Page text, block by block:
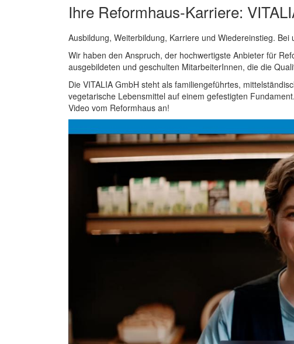
Ihre Reformhaus-Karriere:
Ausbildung, Weiterbildung, Karriere und Wiedereinstieg.
Wir haben den Anspruch, der hochwertigste Anbieter für
ausgebildeten und geschulten MitarbeiterInnen, die die
Die VITALIA GmbH steht als familiengeführtes,
vegetarische Lebensmittel auf einem gefestigten
Video vom Reformhaus an!